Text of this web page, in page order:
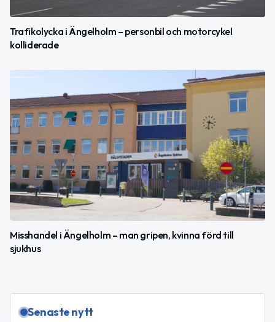
Trafikolycka i Ängelholm – personbil och motorcykel
kolliderade
Misshandel i Ängelholm – man gripen, kvinna förd till
sjukhus
Senaste nytt